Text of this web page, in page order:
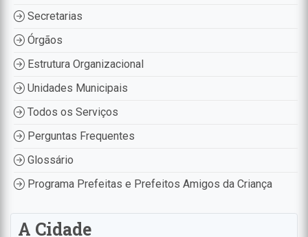
Secretarias
Órgãos
Estrutura Organizacional
Unidades Municipais
Todos os Serviços
Perguntas Frequentes
Glossário
Programa Prefeitas e Prefeitos Amigos da Criança
A Cidade